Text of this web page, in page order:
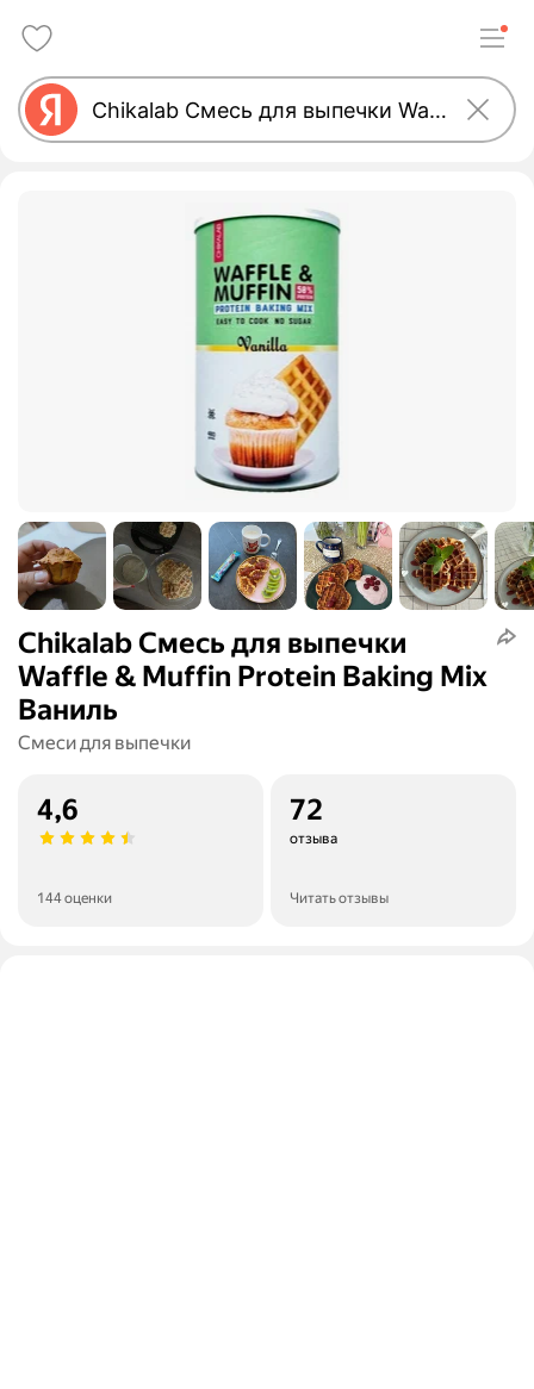
Chikalab Смесь для выпечки
Waffle & Muffin Protein Baking Mix
Ваниль
Смеси для выпечки
4,6
144 оценки
72
отзыва
Читать отзывы